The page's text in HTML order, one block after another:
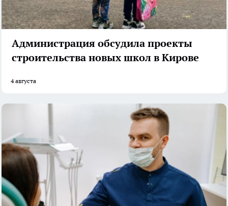
Администрация обсудила проекты
строительства новых школ в Кирове
4 августа